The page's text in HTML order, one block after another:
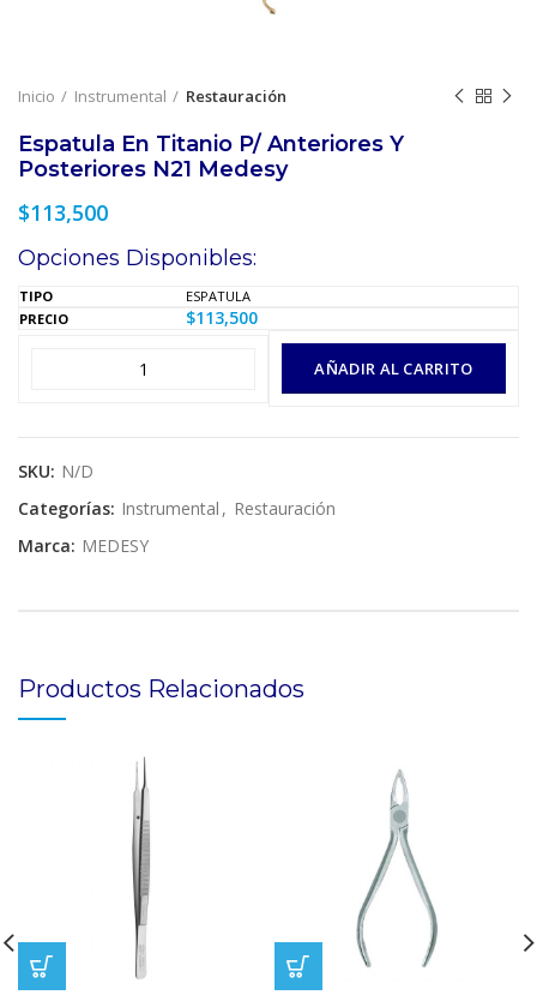
Inicio Instrumental Restauración
Espatula En Titanio P/ Anteriores Y
Posteriores N21 Medesy
$113,500
Opciones Disponibles:
ESPATULA
$113,500
AÑADIR AL CARRITO
SKU: N/D
Categorías: Instrumental , Restauración
Marca: MEDESY
Productos Relacionados